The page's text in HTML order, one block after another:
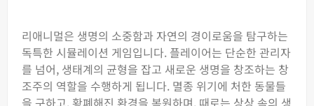
리애니멀은 생명의 소중함과 자연의 경이로움을 탐구하는
독특한 시뮬레이션 게임입니다. 플레이어는 단순한 관리자
를 넘어, 생태계의 균형을 잡고 새로운 생명을 창조하는 창
조주의 역할을 수행하게 됩니다. 멸종 위기에 처한 동물들
을 구하고, 황폐해진 환경을 복원하며, 때로는 상상 속의 생